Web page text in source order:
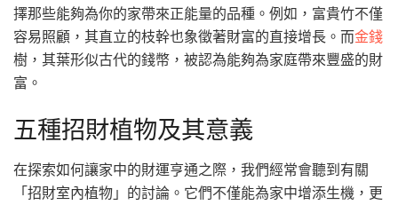
擇那些能夠為你的家帶來正能量的品種。例如，富貴竹不僅
容易照顧，其直立的枝幹也象徵著財富的直接增長。而金錢
樹，其葉形似古代的錢幣，被認為能夠為家庭帶來豐盛的財
富。
五種招財植物及其意義
在探索如何讓家中的財運亨通之際，我們經常會聽到有關
「招財室內植物」的討論。它們不僅能為家中增添生機，更